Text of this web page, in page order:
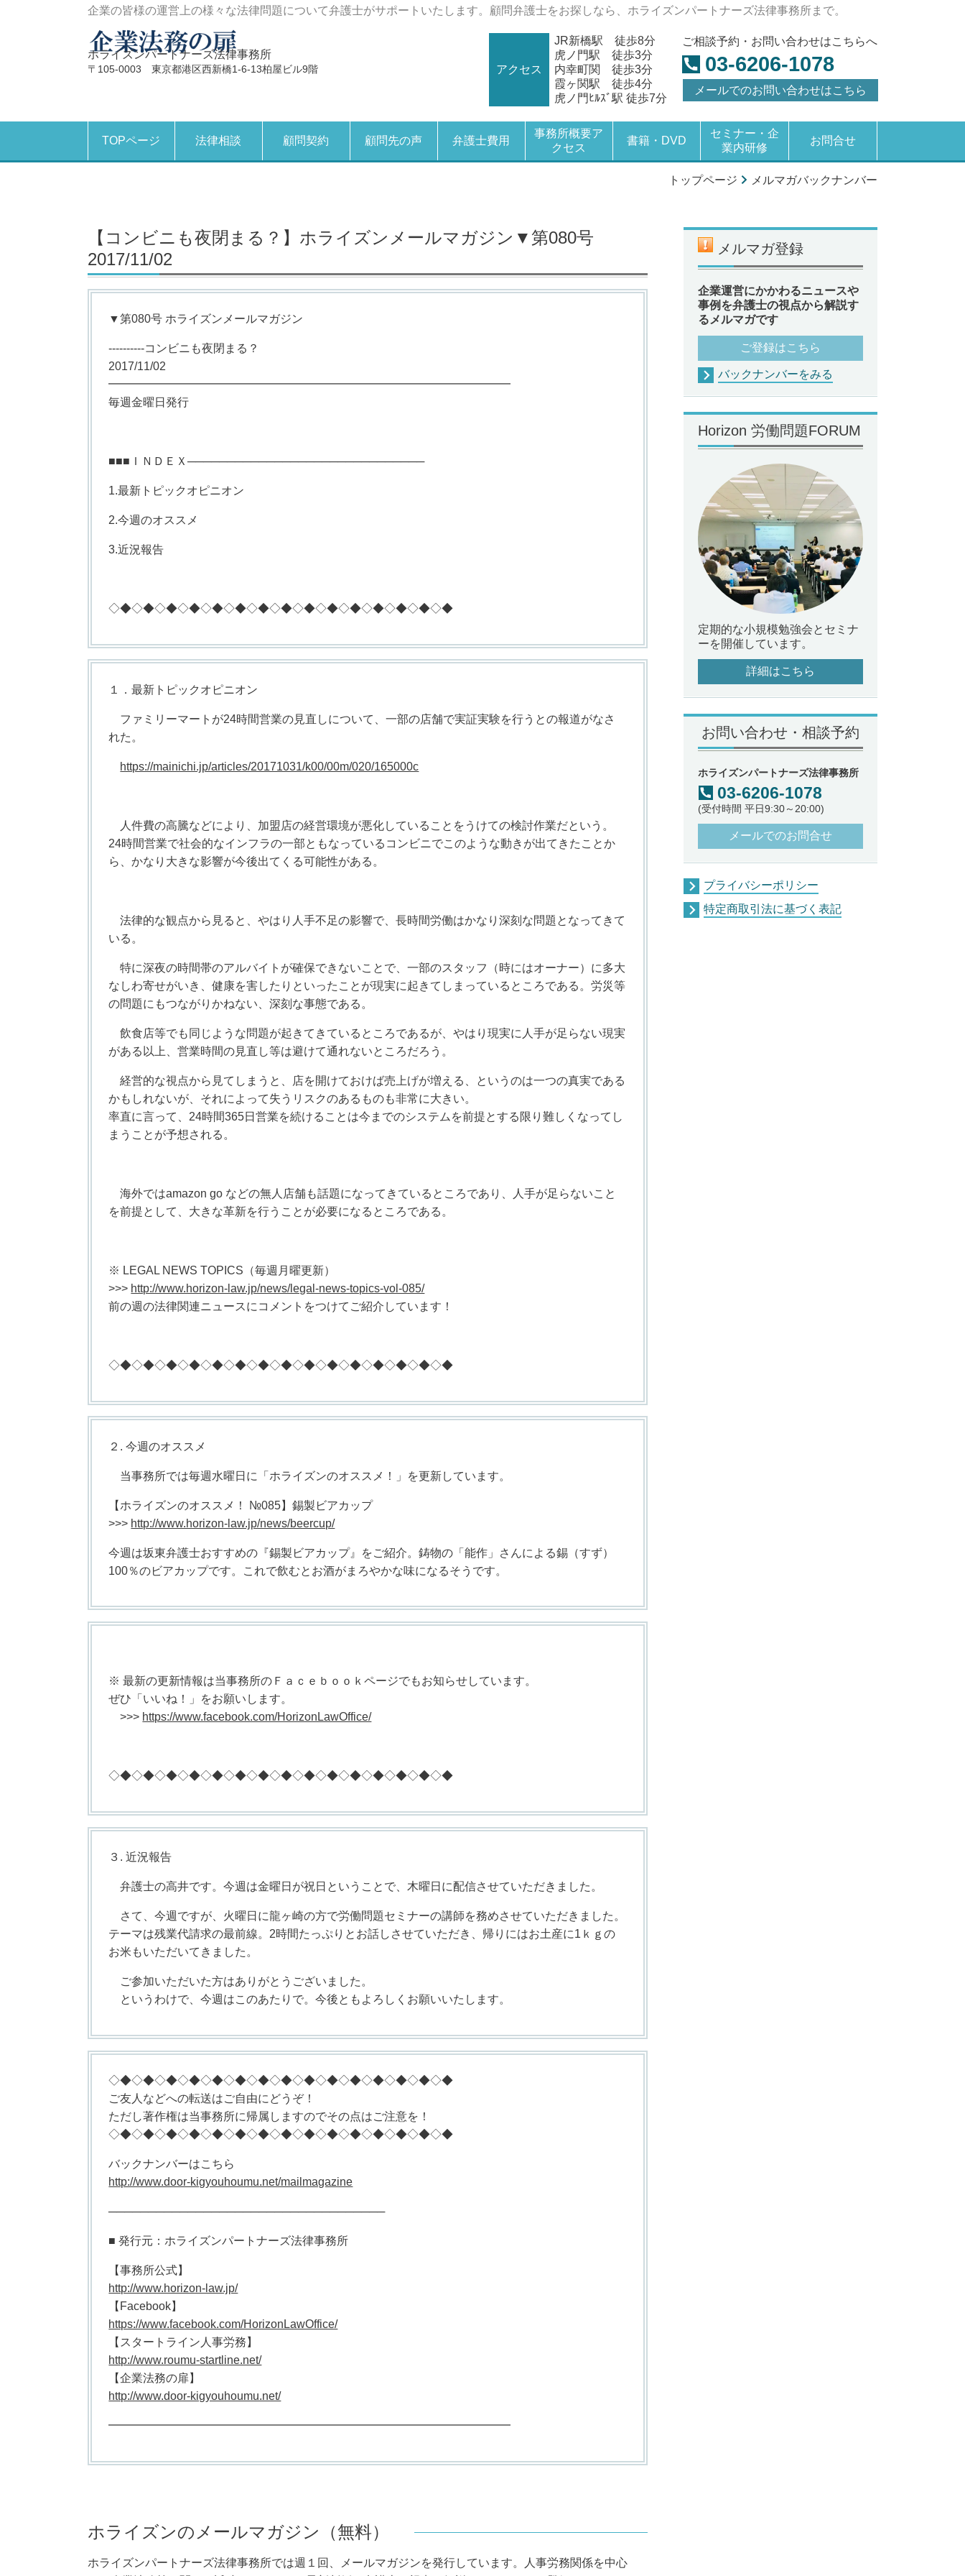
企業の皆様の運営上の様々な法律問題について弁護士がサポートいたします。顧問弁護士をお探しなら、ホライズンパートナーズ法律事務所まで。
〒105-0003 東京都港区西新橋1-6-13柏屋ビル9階
ホライズンパートナーズ法律事務所
アクセス
JR新橋駅 徒歩8分
虎ノ門駅 徒歩3分
内幸町関 徒歩3分
霞ヶ関駅 徒歩4分
虎ノ門ﾋﾙｽﾞ駅 徒歩7分
ご相談予約・お問い合わせはこちらへ
03-6206-1078
メールでのお問い合わせはこちら
TOPページ 法律相談 顧問契約 顧問先の声 弁護士費用
事務所概要ア
クセス
書籍・DVD
セミナー・企
業内研修
お問合せ
トップページ メルマガバックナンバー
【コンビニも夜閉まる？】ホライズンメールマガジン▼第080号
2017/11/02
▼第080号 ホライズンメールマガジン
----------コンビニも夜閉まる？
2017/11/02
━━━━━━━━━━━━━━━━━━━━━━━━━━━━━━━━━━━
毎週金曜日発行
■■■ＩＮＤＥＸ──────────────────────────────
1.最新トピックオピニオン
2.今週のオススメ
3.近況報告
◇◆◇◆◇◆◇◆◇◆◇◆◇◆◇◆◇◆◇◆◇◆◇◆◇◆◇◆◇◆
１．最新トピックオピニオン
ファミリーマートが24時間営業の見直しについて、一部の店舗で実証実験を行うとの報道がなさ
れた。
https://mainichi.jp/articles/20171031/k00/00m/020/165000c
人件費の高騰などにより、加盟店の経営環境が悪化していることをうけての検討作業だという。
24時間営業で社会的なインフラの一部ともなっているコンビニでこのような動きが出てきたことか
ら、かなり大きな影響が今後出てくる可能性がある。
法律的な観点から見ると、やはり人手不足の影響で、長時間労働はかなり深刻な問題となってきて
いる。
特に深夜の時間帯のアルバイトが確保できないことで、一部のスタッフ（時にはオーナー）に多大
なしわ寄せがいき、健康を害したりといったことが現実に起きてしまっているところである。労災等
の問題にもつながりかねない、深刻な事態である。
飲食店等でも同じような問題が起きてきているところであるが、やはり現実に人手が足らない現実
がある以上、営業時間の見直し等は避けて通れないところだろう。
経営的な視点から見てしまうと、店を開けておけば売上げが増える、というのは一つの真実である
かもしれないが、それによって失うリスクのあるものも非常に大きい。
率直に言って、24時間365日営業を続けることは今までのシステムを前提とする限り難しくなってし
まうことが予想される。
海外ではamazon go などの無人店舗も話題になってきているところであり、人手が足らないこと
を前提として、大きな革新を行うことが必要になるところである。
※ LEGAL NEWS TOPICS（毎週月曜更新）
>>> http://www.horizon-law.jp/news/legal-news-topics-vol-085/
前の週の法律関連ニュースにコメントをつけてご紹介しています！
◇◆◇◆◇◆◇◆◇◆◇◆◇◆◇◆◇◆◇◆◇◆◇◆◇◆◇◆◇◆
２. 今週のオススメ
当事務所では毎週水曜日に「ホライズンのオススメ！」を更新しています。
【ホライズンのオススメ！ №085】錫製ビアカップ
>>> http://www.horizon-law.jp/news/beercup/
今週は坂東弁護士おすすめの『錫製ビアカップ』をご紹介。鋳物の「能作」さんによる錫（すず）
100％のビアカップです。これで飲むとお酒がまろやかな味になるそうです。
※ 最新の更新情報は当事務所のＦａｃｅｂｏｏｋページでもお知らせしています。
ぜひ「いいね！」をお願いします。
>>> https://www.facebook.com/HorizonLawOffice/
◇◆◇◆◇◆◇◆◇◆◇◆◇◆◇◆◇◆◇◆◇◆◇◆◇◆◇◆◇◆
３. 近況報告
弁護士の高井です。今週は金曜日が祝日ということで、木曜日に配信させていただきました。
さて、今週ですが、火曜日に龍ヶ崎の方で労働問題セミナーの講師を務めさせていただきました。
テーマは残業代請求の最前線。2時間たっぷりとお話しさせていただき、帰りにはお土産に1ｋｇの
お米もいただいてきました。
ご参加いただいた方はありがとうございました。
というわけで、今週はこのあたりで。今後ともよろしくお願いいたします。
◇◆◇◆◇◆◇◆◇◆◇◆◇◆◇◆◇◆◇◆◇◆◇◆◇◆◇◆◇◆
ご友人などへの転送はご自由にどうぞ！
ただし著作権は当事務所に帰属しますのでその点はご注意を！
◇◆◇◆◇◆◇◆◇◆◇◆◇◆◇◆◇◆◇◆◇◆◇◆◇◆◇◆◇◆
バックナンバーはこちら
http://www.door-kigyouhoumu.net/mailmagazine
───────────────────────────────────
■ 発行元：ホライズンパートナーズ法律事務所
【事務所公式】
http://www.horizon-law.jp/
【Facebook】
https://www.facebook.com/HorizonLawOffice/
【スタートライン人事労務】
http://www.roumu-startline.net/
【企業法務の扉】
http://www.door-kigyouhoumu.net/
━━━━━━━━━━━━━━━━━━━━━━━━━━━━━━━━━━━
ホライズンのメールマガジン（無料）
ホライズンパートナーズ法律事務所では週１回、メールマガジンを発行しています。人事労務関係を中心
メルマガ登録
企業運営にかかわるニュースや
事例を弁護士の視点から解説す
るメルマガです
ご登録はこちら
バックナンバーをみる
Horizon 労働問題FORUM
定期的な小規模勉強会とセミナ
ーを開催しています。
詳細はこちら
お問い合わせ・相談予約
ホライズンパートナーズ法律事務所
03-6206-1078
(受付時間 平日9:30～20:00)
メールでのお問合せ
プライバシーポリシー
特定商取引法に基づく表記